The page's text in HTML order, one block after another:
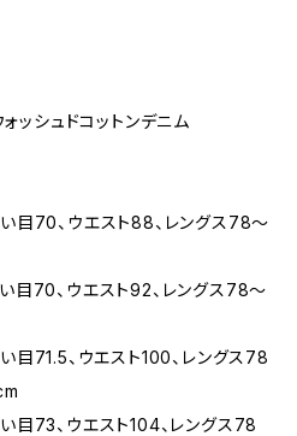
ッシュドコットンデニム
目70、ウエスト88、レングス78～
目70、ウエスト92、レングス78～
71.5、ウエスト100、レングス78
73、ウエスト104、レングス78